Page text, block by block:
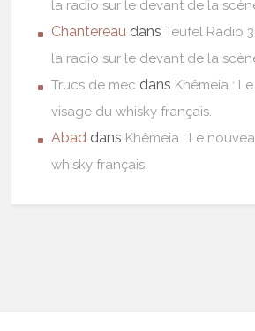
la radio sur le devant de la
Chantereau dansTeufel Radio
la radio sur le devant de la
Trucs de mec dans Khêmeia :
visage du whisky français.
Abad dans Khêmeia : Le
whisky français.